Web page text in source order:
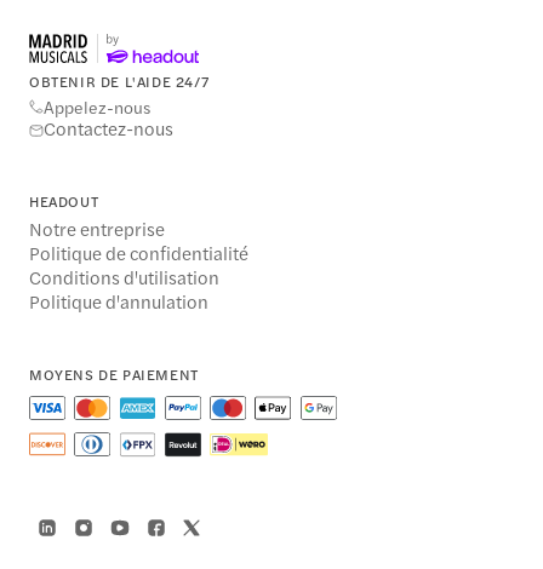
OBTENIR DE L'AIDE 24/7
Appelez-nous
Contactez-nous
HEADOUT
Notre entreprise
Politique de confidentialité
Conditions d'utilisation
Politique d'annulation
MOYENS DE PAIEMENT